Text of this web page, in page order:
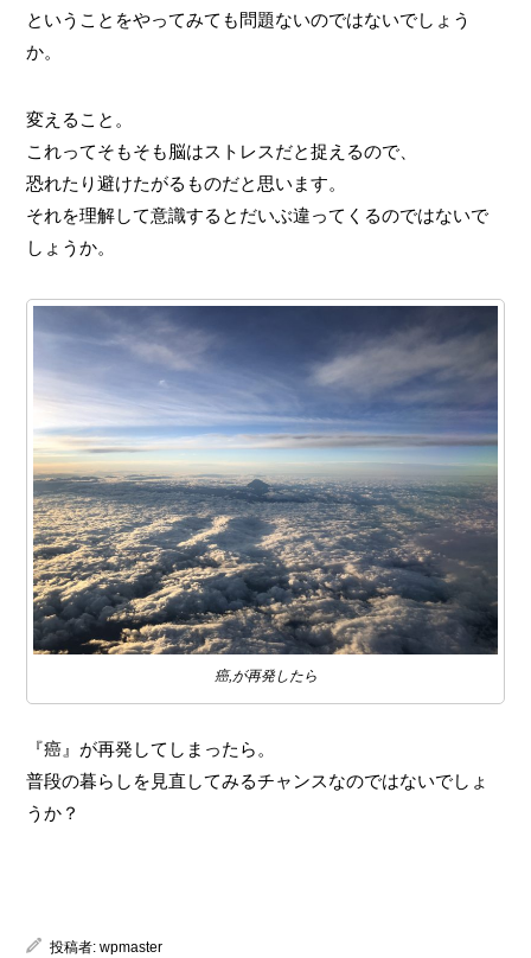
ということをやってみても問題ないのではないでしょう
か。
変えること。
これってそもそも脳はストレスだと捉えるので、
恐れたり避けたがるものだと思います。
それを理解して意識するとだいぶ違ってくるのではないで
しょうか。
癌,が再発したら
『癌』が再発してしまったら。
普段の暮らしを見直してみるチャンスなのではないでしょ
うか？
投稿者: wpmaster